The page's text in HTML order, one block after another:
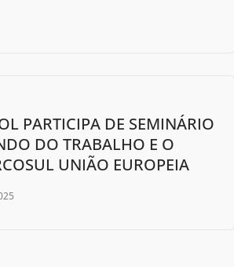
PARTICIPA DE SEMINÁRIO
DO TRABALHO E O
UNIÃO EUROPEIA